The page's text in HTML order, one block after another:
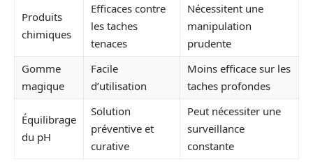
Produits
chimiques
Efficaces contre
les taches
tenaces
Nécessitent une
manipulation
prudente
Gomme
magique
Facile
d’utilisation
Moins efficace sur les
taches profondes
Équilibrage
du pH
Solution
préventive et
curative
Peut nécessiter une
surveillance
constante